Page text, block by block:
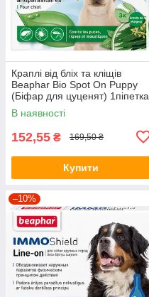
Краплі від бліх та кліщів
Beaphar Bio Spot On Puppy
(Біфар для цуценят) 1піпетка
В наявності
152,55 ₴ 169,50 ₴
Купити
–10%